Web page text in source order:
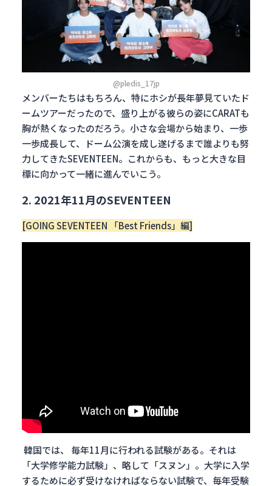
@pledis_17jp
メンバーたちはもちろん、特にホシが長年夢見ていたド
ームツアーだったので、盛り上がる彼らの姿にCARATも
胸が熱くなったのだろう。小さな会場から始まり、一歩
一歩成長して、ドーム公演を成し遂げるまで誰よりも努
力してきたSEVENTEEN。これからも、もっと大きな目
標に向かって一緒に進んでいこう。
2. 2021年11月のSEVENTEEN
[GOING SEVENTEEN 「Best Friends」編]
韓国では、 毎年11月に行われる試験がある。それは
「大学修学能力試験」、略して「スヌン」。大学に入学
するために必ず受けなければならない試験で、毎年受験